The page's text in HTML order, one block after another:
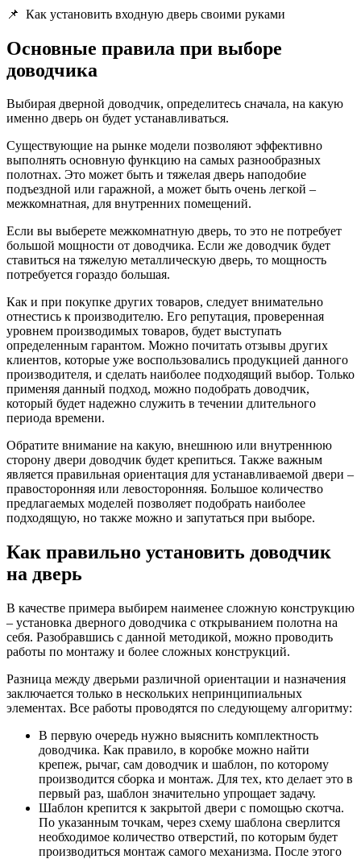
📌 Как установить входную дверь своими руками
Основные правила при выборе
доводчика
Выбирая дверной доводчик, определитесь сначала, на какую
именно дверь он будет устанавливаться.
Существующие на рынке модели позволяют эффективно
выполнять основную функцию на самых разнообразных
полотнах. Это может быть и тяжелая дверь наподобие
подъездной или гаражной, а может быть очень легкой –
межкомнатная, для внутренних помещений.
Если вы выберете межкомнатную дверь, то это не потребует
большой мощности от доводчика. Если же доводчик будет
ставиться на тяжелую металлическую дверь, то мощность
потребуется гораздо большая.
Как и при покупке других товаров, следует внимательно
отнестись к производителю. Его репутация, проверенная
уровнем производимых товаров, будет выступать
определенным гарантом. Можно почитать отзывы других
клиентов, которые уже воспользовались продукцией данного
производителя, и сделать наиболее подходящий выбор. Только
применяя данный подход, можно подобрать доводчик,
который будет надежно служить в течении длительного
периода времени.
Обратите внимание на какую, внешнюю или внутреннюю
сторону двери доводчик будет крепиться. Также важным
является правильная ориентация для устанавливаемой двери –
правосторонняя или левосторонняя. Большое количество
предлагаемых моделей позволяет подобрать наиболее
подходящую, но также можно и запутаться при выборе.
Как правильно установить доводчик
на дверь
В качестве примера выбирем наименее сложную конструкцию
– установка дверного доводчика с открыванием полотна на
себя. Разобравшись с данной методикой, можно проводить
работы по монтажу и более сложных конструкций.
Разница между дверьми различной ориентации и назначения
заключается только в нескольких непринципиальных
элементах. Все работы проводятся по следующему алгоритму:
В первую очередь нужно выяснить комплектность
доводчика. Как правило, в коробке можно найти
крепеж, рычаг, сам доводчик и шаблон, по которому
производится сборка и монтаж. Для тех, кто делает это в
первый раз, шаблон значительно упрощает задачу.
Шаблон крепится к закрытой двери с помощью скотча.
По указанным точкам, через схему шаблона сверлится
необходимое количество отверстий, по которым будет
производиться монтаж самого механизма. После этого